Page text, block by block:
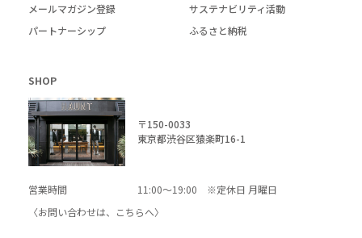
メールマガジン登録
サステナビリティ活動
パートナーシップ
ふるさと納税
SHOP
〒150-0033
東京都渋谷区猿楽町16-1
営業時間
11:00～19:00 ※定休日 月曜日
〈お問い合わせは、
こちらへ〉